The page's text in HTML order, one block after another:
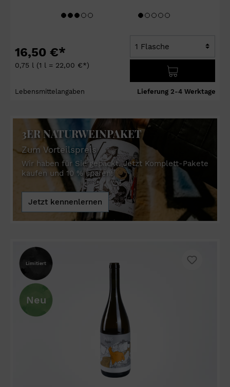
3ER NATURWEINPAKET
Zum Vorteilspreis
Wir haben für Sie gepackt. Jetzt Komplett-Pakete
kaufen und 10 % sparen!
Jetzt kennenlernen
16,50 €*
0,75 l (1 l = 22,00 €*)
Lebensmittelangaben Lieferung 2-4 Werktage
Limitiert
Neu